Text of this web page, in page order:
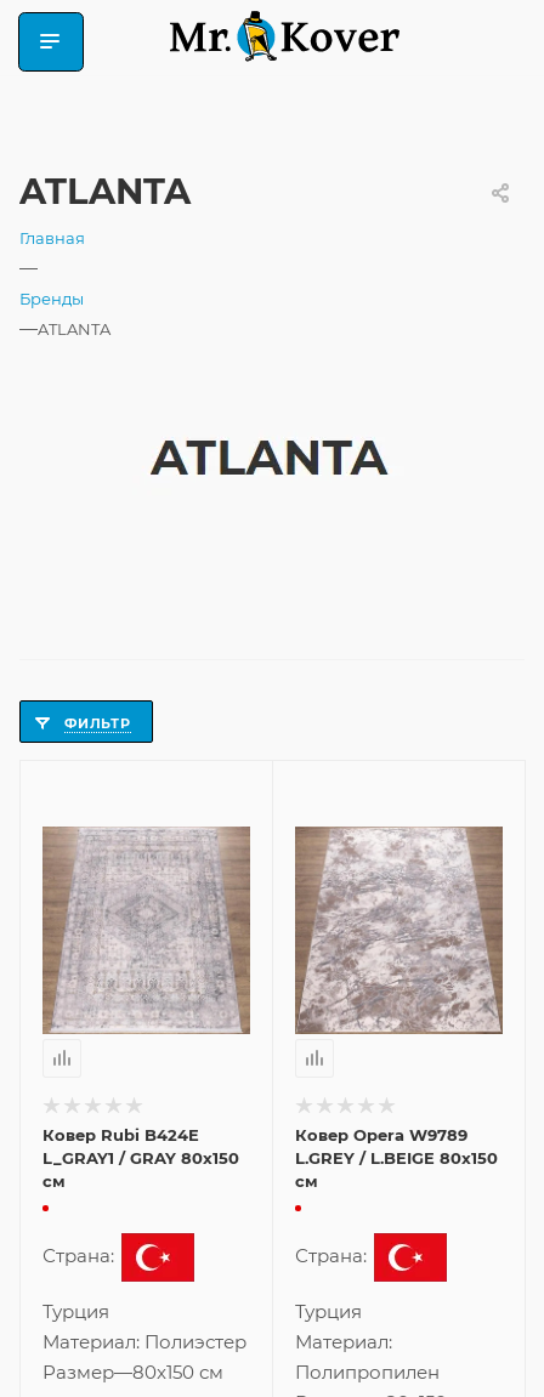
ATLANTA
Главная
—
Бренды
—ATLANTA
ФИЛЬТР
Ковер Rubi B424E
L_GRAY1 / GRAY 80x150
см
Страна:
Турция
Материал: Полиэстер
Размер—80x150 см
Ковер Opera W9789
L.GREY / L.BEIGE 80x150
см
Страна:
Турция
Материал:
Полипропилен